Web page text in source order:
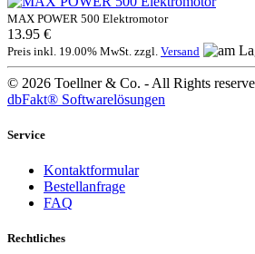
MAX POWER 500 Elektromotor
13.95 €
Preis inkl. 19.00% MwSt. zzgl. Versand
© 2026 Toellner & Co. - All Rights
dbFakt® Softwarelösungen
Service
Kontaktformular
Bestellanfrage
FAQ
Rechtliches